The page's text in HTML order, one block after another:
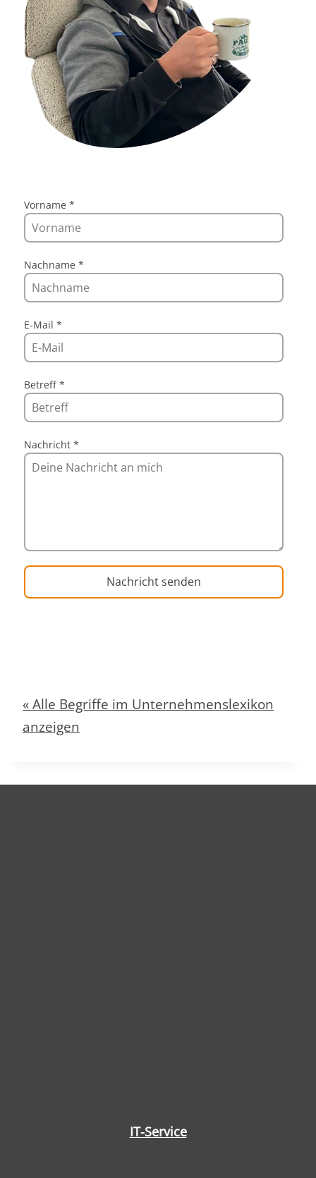
Vorname *
Nachname *
E-Mail *
Betreff*
Nachricht *
Nachricht senden
« Alle Begriffe im Unternehmenslexikon
anzeigen
IT-Service